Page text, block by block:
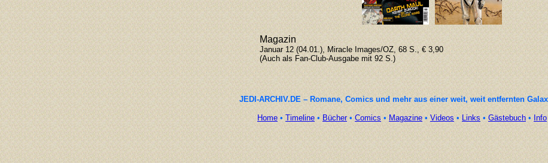
Magazin
Januar 12 (04.01.), Miracle Images/OZ, 68 S., € 3,90
(Auch als Fan-Club-Ausgabe mit 92 S.)
JEDI-ARCHIV.DE – Romane, Comics und mehr aus einer weit, weit entfernten
Home•Timeline •Bücher• Comics• Magazine•Videos• Links• Gästebuch •Info